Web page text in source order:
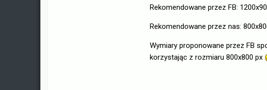
Rekomendowane przez FB:
Rekomendowane przez nas:
Wymiary proponowane przez FB
korzystając z rozmiaru 800x800 px